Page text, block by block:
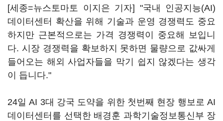
[세종=뉴스토마토 이지은 기자] "국내 인공지능(AI)
데이터센터 확산을 위해 기술과 운영 경쟁력도 중요
하지만 근본적으로는 가격 경쟁력이 중요해 보입니
다. 시장 경쟁력을 확보하지 못하면 물량으로 값싸게
들어오는 해외 사업자들을 막기 쉽지 않겠다는 생각
이 듭니다."
24일 AI 3대 강국 도약을 위한 첫번째 현장 행보로 AI
데이터센터를 선택한 배경훈 과학기술정보통신부 장